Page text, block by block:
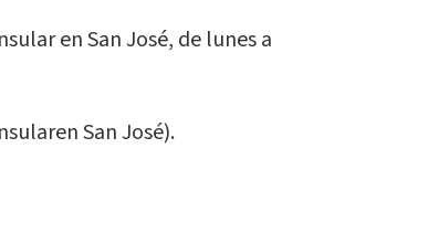
en San José, de lunes a
San José).